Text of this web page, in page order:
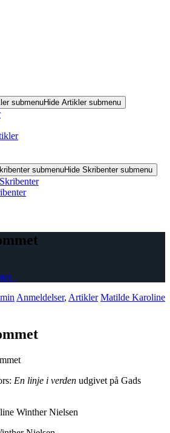
submenuHide Artikler submenu
submenuHide Skribenter submenu
Anmeldelser, Artikler Matilde Karoline
En linje i verden udgivet på Gads
Winther Nielsen